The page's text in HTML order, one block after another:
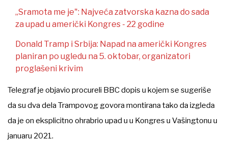
„Sramota me je": Najveća zatvorska kazna do sada
za upad u američki Kongres - 22 godine
Donald Tramp i Srbija: Napad na američki Kongres
planiran po ugledu na 5. oktobar, organizatori
proglašeni krivim
Telegraf je objavio procureli BBC dopis u kojem se sugeriše
da su dva dela Trampovog govora montirana tako da izgleda
da je on eksplicitno ohrabrio upad u u Kongres u Vašingtonu u
januaru 2021.